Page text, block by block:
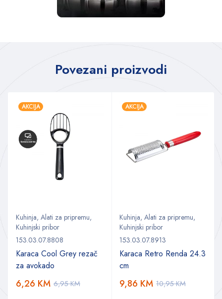
Povezani proizvodi
AKCIJA
Kuhinja, Alati za pripremu,
Kuhinjski pribor
153.03.07.8808
Karaca Cool Grey rezač
za avokado
6,95KM
6,26 KM
AKCIJA
Kuhinja, Alati za pripremu,
Kuhinjski pribor
153.03.07.8913
Karaca Retro Renda 24.3
cm
10,95KM
9,86 KM